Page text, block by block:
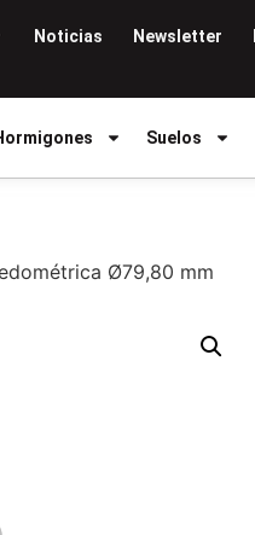
Noticias Newsletter
Suelos
Ø79,80 mm